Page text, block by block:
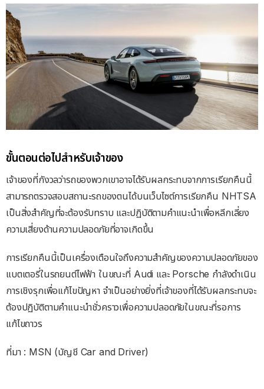
ขั้นตอนต่อไปสําหรับเจ้าของ
เจ้าของที่กังวลว่ารถของพวกเขาอาจได้รับผลกระทบจากการเรียกคืนนี้
สามารถตรวจสอบสถานะรถของตนได้บนเว็บไซต์การเรียกคืน NHTSA
เป็นสิ่งสําคัญที่จะต้องรับทราบ และปฏิบัติตามคําแนะนําเพื่อหลีกเลี่ยง
ความเสี่ยงด้านความปลอดภัยที่อาจเกิดขึ้น
การเรียกคืนนี้เป็นเครื่องเตือนใจถึงความสําคัญของความปลอดภัยของ
แบตเตอรี่ในรถยนต์ไฟฟ้า ในขณะที่ Audi และ Porsche กําลังดําเนิน
การเชิงรุกเพื่อแก้ไขปัญหา จําเป็นอย่างยิ่งที่เจ้าของที่ได้รับผลกระทบจะ
ต้องปฏิบัติตามคําแนะนําชั่วคราวเพื่อความปลอดภัยในขณะที่รอการ
แก้ไขถาวร
ที่มา : MSN (บัญชี Car and Driver)